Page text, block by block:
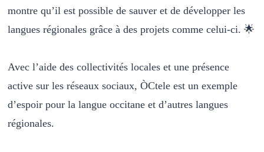
montre qu’il est possible de sauver et de développer les
langues régionales grâce à des projets comme celui-ci. 🌟
Avec l’aide des collectivités locales et une présence
active sur les réseaux sociaux, ÒCtele est un exemple
d’espoir pour la langue occitane et d’autres langues
régionales.